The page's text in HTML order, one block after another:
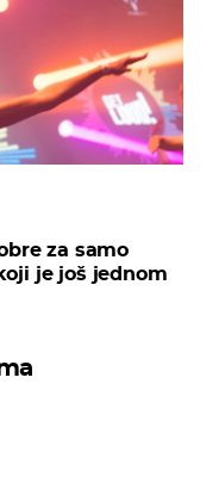
za samo
je još jednom